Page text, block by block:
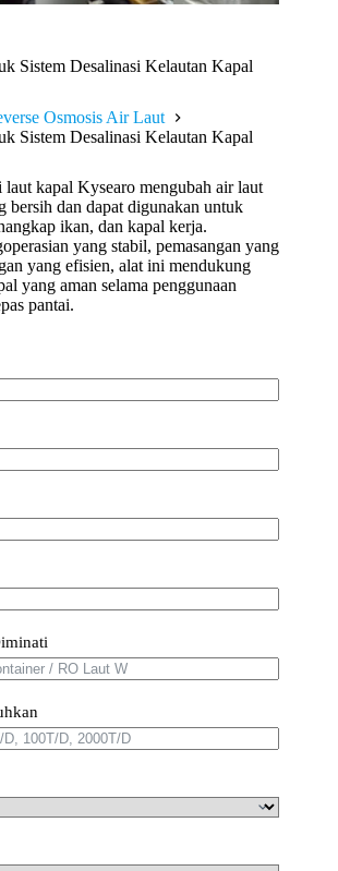
Sistem Desalinasi Kelautan Kapal
Osmosis Air Laut
Sistem Desalinasi Kelautan Kapal
laut kapal Kysearo mengubah air laut
bersih dan dapat digunakan untuk
ikan, dan kapal kerja.
yang stabil, pemasangan yang
yang efisien, alat ini mendukung
yang aman selama penggunaan
pantai.